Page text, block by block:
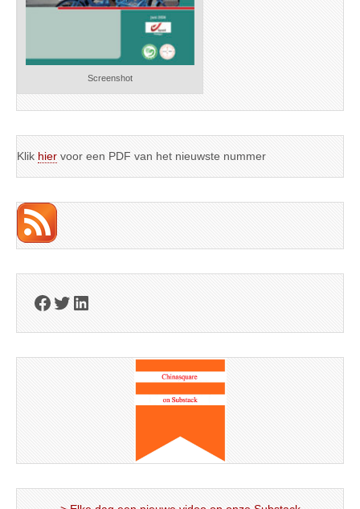
Screenshot
Klik hier voor een PDF van het nieuwste nummer
Facebook
Twitter
LinkedIn